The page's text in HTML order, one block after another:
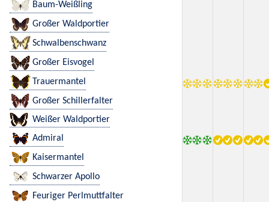
Baum-Weißling
Großer Waldportier
Schwalbenschwanz
Großer Eisvogel
Trauermantel
Großer Schillerfalter
Weißer Waldportier
Admiral
Kaisermantel
Schwarzer Apollo
Feuriger Perlmuttfalter